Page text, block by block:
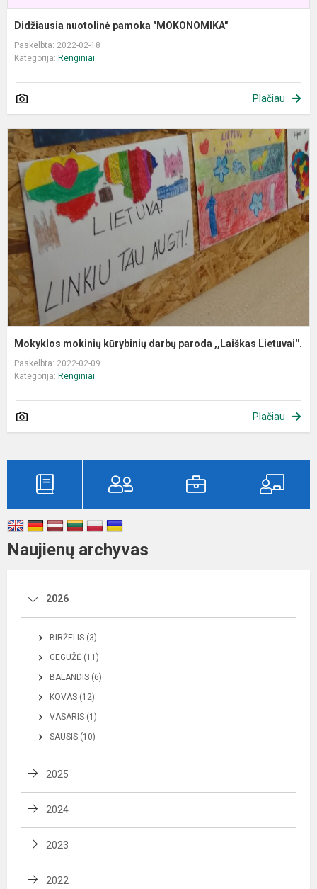
Didžiausia nuotolinė pamoka "MOKONOMIKA"
Paskelbta: 2022-02-18
Kategorija: Renginiai
Plačiau
Mokyklos mokinių kūrybinių darbų paroda ,,Laiškas Lietuvai''.
Paskelbta: 2022-02-09
Kategorija: Renginiai
Plačiau
Naujienų archyvas
2026
BIRŽELIS (3)
GEGUŽĖ (11)
BALANDIS (6)
KOVAS (12)
VASARIS (1)
SAUSIS (10)
2025
2024
2023
2022